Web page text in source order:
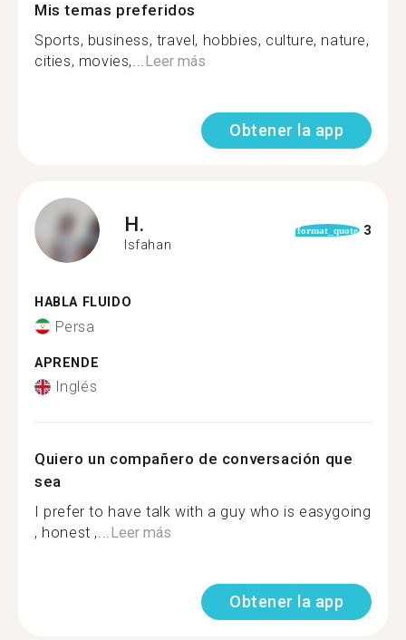
Mis temas preferidos
Sports, business, travel, hobbies, culture, nature,
cities, movies,...Leer más
Obtener la app
H.
Isfahan
format_quote 3
HABLA FLUIDO
Persa
APRENDE
Inglés
Quiero un compañero de conversación que
sea
I prefer to have talk with a guy who is easygoing
, honest ,...Leer más
Obtener la app